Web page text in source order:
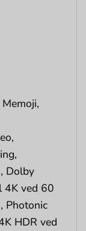
Dolby
4K ved 60
Photonic
HDR ved